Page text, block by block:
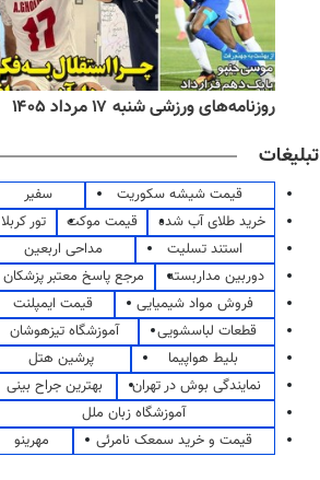
روزنامه‌های ورزشی شنبه ۱۷ مرداد ۱۴۰۵
تبلیغات
قیمت شیشه سکوریت
سفیر
خرید طلای آب شده
قیمت موکت
تور کربلا
استند تسلیت
مداحی اربعین
دوربین مداربسته
مرجع پاسخ معتبر پزشکان
فروش مواد شیمیایی
قیمت ایمپلنت
قطعات لباسشویی
آموزشگاه تیزهوشان
بلیط هواپیما
پرشین هتل
نمایندگی بوش در تهران
بهترین جراح بینی
آموزشگاه زبان ملل
قیمت و خرید سمعک نامرئی
مهرینو